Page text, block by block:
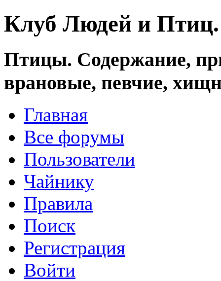
Клуб Людей и
Птицы. Содержание,
врановые, певчие,
Главная
Все форумы
Пользователи
Чайнику
Правила
Поиск
Регистрация
Войти